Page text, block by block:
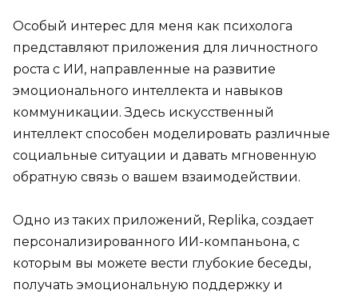
Особый интерес для меня как психолога
представляют приложения для личностного
роста с ИИ, направленные на развитие
эмоционального интеллекта и навыков
коммуникации. Здесь искусственный
интеллект способен моделировать различные
социальные ситуации и давать мгновенную
обратную связь о вашем взаимодействии.
Одно из таких приложений, Replika, создает
персонализированного ИИ-компаньона, с
которым вы можете вести глубокие беседы,
получать эмоциональную поддержку и